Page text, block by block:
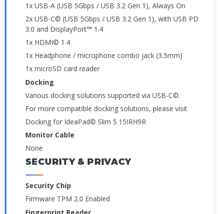
1x USB-A (USB 5Gbps / USB 3.2 Gen 1), Always On
2x USB-C© (USB 5Gbps / USB 3.2 Gen 1), with USB PD
3.0 and DisplayPort™ 1.4
1x HDMI© 1.4
1x Headphone / microphone combo jack (3.5mm)
1x microSD card reader
Docking
Various docking solutions supported via USB-C©.
For more compatible docking solutions, please visit
Docking for IdeaPad© Slim 5 15IRH9R
Monitor Cable
None
SECURITY & PRIVACY
Security Chip
Firmware TPM 2.0 Enabled
Fingerprint Reader